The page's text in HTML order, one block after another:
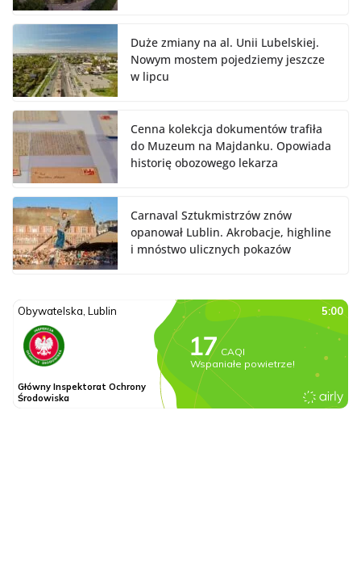
Duże zmiany na al. Unii Lubelskiej.
Nowym mostem pojedziemy jeszcze
w lipcu
Cenna kolekcja dokumentów trafiła
do Muzeum na Majdanku. Opowiada
historię obozowego lekarza
Carnaval Sztukmistrzów znów
opanował Lublin. Akrobacje, highline
i mnóstwo ulicznych pokazów